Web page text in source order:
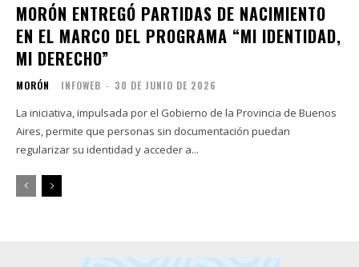
MORÓN ENTREGÓ PARTIDAS DE NACIMIENTO
EN EL MARCO DEL PROGRAMA “MI IDENTIDAD,
MI DERECHO”
MORÓN INFOWEB - 30 DE JUNIO DE 2026
La iniciativa, impulsada por el Gobierno de la Provincia de Buenos
Aires, permite que personas sin documentación puedan
regularizar su identidad y acceder a...